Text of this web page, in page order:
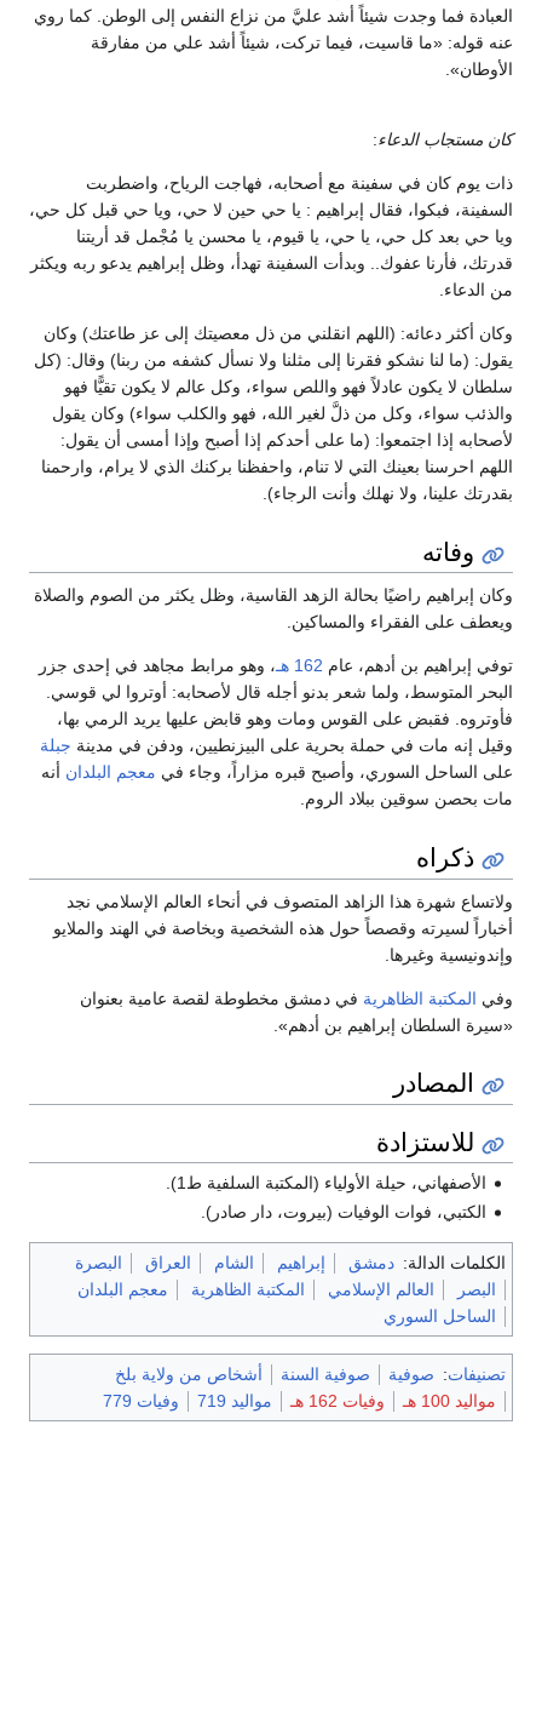
العبادة فما وجدت شيئاً أشد عليَّ من نزاع النفس إلى الوطن. كما روي
عنه قوله: «ما قاسيت، فيما تركت، شيئاً أشد علي من مفارقة
الأوطان».
كان مستجاب الدعاء:
ذات يوم كان في سفينة مع أصحابه، فهاجت الرياح، واضطربت
السفينة، فبكوا، فقال إبراهيم : يا حي حين لا حي، ويا حي قبل كل حي،
ويا حي بعد كل حي، يا حي، يا قيوم، يا محسن يا مُجْمل قد أريتنا
قدرتك، فأرنا عفوك.. وبدأت السفينة تهدأ، وظل إبراهيم يدعو ربه ويكثر
من الدعاء.
وكان أكثر دعائه: (اللهم انقلني من ذل معصيتك إلى عز طاعتك) وكان
يقول: (ما لنا نشكو فقرنا إلى مثلنا ولا نسأل كشفه من ربنا) وقال: (كل
سلطان لا يكون عادلاً فهو واللص سواء، وكل عالم لا يكون تقيًّا فهو
والذئب سواء، وكل من ذلَّ لغير الله، فهو والكلب سواء) وكان يقول
لأصحابه إذا اجتمعوا: (ما على أحدكم إذا أصبح وإذا أمسى أن يقول:
اللهم احرسنا بعينك التي لا تنام، واحفظنا بركنك الذي لا يرام، وارحمنا
بقدرتك علينا، ولا نهلك وأنت الرجاء).
وفاته
وكان إبراهيم راضيًا بحالة الزهد القاسية، وظل يكثر من الصوم والصلاة
ويعطف على الفقراء والمساكين.
توفي إبراهيم بن أدهم، عام 162 هـ
، وهو مرابط مجاهد في إحدى جزر
البحر المتوسط، ولما شعر بدنو أجله قال لأصحابه: أوتروا لي قوسي.
فأوتروه. فقبض على القوس ومات وهو قابض عليها يريد الرمي بها،
وقيل إنه مات في حملة بحرية على البيزنطيين، ودفن في مدينة جبلة
على الساحل السوري، وأصبح قبره مزاراً، وجاء في معجم البلدان أنه
مات بحصن سوقين ببلاد الروم.
ذكراه
ولاتساع شهرة هذا الزاهد المتصوف في أنحاء العالم الإسلامي نجد
أخباراً لسيرته وقصصاً حول هذه الشخصية وبخاصة في الهند والملايو
وإندونيسية وغيرها.
وفي المكتبة الظاهرية في دمشق مخطوطة لقصة عامية بعنوان
«سيرة السلطان إبراهيم بن أدهم».
المصادر
للاستزادة
الأصفهاني، حيلة الأولياء (المكتبة السلفية ط1).
الكتبي، فوات الوفيات (بيروت، دار صادر).
الكلمات الدالة: دمشق إبراهيم الشام العراق
البصرة
البصر
العالم الإسلامي المكتبة الظاهرية
معجم البلدان
الساحل السوري
تصنيفات: صوفية صوفية السنة
أشخاص من ولاية بلخ
مواليد 100 هـ
وفيات 162 هـ مواليد 719 وفيات 779